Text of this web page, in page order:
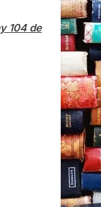
104 de